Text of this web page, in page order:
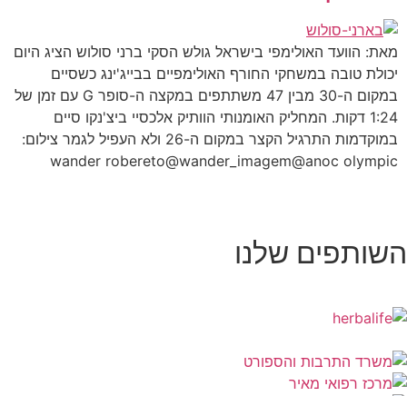
מאת: הוועד האולימפי בישראל גולש הסקי ברני סולוש הציג היום
יכולת טובה במשחקי החורף האולימפיים בבייג'ינג כשסיים
במקום ה-30 מבין 47 משתתפים במקצה ה-סופר G עם זמן של
1:24 דקות. המחליק האומנותי הוותיק אלכסיי ביצ'נקו סיים
במוקדמות התרגיל הקצר במקום ה-26 ולא העפיל לגמר צילום:
wander robereto@wander_imagem@anoc olympic
השותפים שלנו